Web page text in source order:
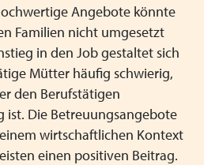
Angebote könnte
Familien nicht umgesetzt
in den Job gestaltet sich
Mütter häufig schwierig,
den Berufstätigen
ist. Die Betreuungsangebote
wirtschaftlichen Kontext
einen positiven Beitrag.